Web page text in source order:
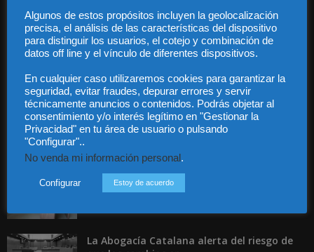
Contáctanos: info@diariojuridico.com
Incluso más noticias
Especialización total: por qué TBF Abogados
es el referente en derecho...
La Abogacía Catalana alerta del riesgo de
Algunos de estos propósitos incluyen la geolocalización
precisa, el análisis de las características del dispositivo
para distinguir los usuarios, el cotejo y combinación de
datos off line y el vínculo de diferentes dispositivos.
En cualquier caso utilizaremos cookies para garantizar la
seguridad, evitar fraudes, depurar errores y servir
técnicamente anuncios o contenidos. Podrás objetar al
consentimiento y/o interés legítimo en "Gestionar la
Privacidad" en tu área de usuario o pulsando
"Configurar"..
No venda mi información personal.
Configurar Estoy de acuerdo